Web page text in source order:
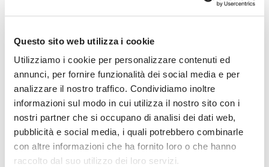
Questo sito web utilizza i cookie
Utilizziamo i cookie per personalizzare contenuti ed
annunci, per fornire funzionalità dei social media e per
analizzare il nostro traffico. Condividiamo inoltre
informazioni sul modo in cui utilizza il nostro sito con i
nostri partner che si occupano di analisi dei dati web,
pubblicità e social media, i quali potrebbero combinarle
con altre informazioni che ha fornito loro o che hanno
raccolto dal suo utilizzo dei loro servizi.
appoggiato sul divano, su una poltrona o ai piedi del letto
come elemento caldo e decorativo.
carattere contemporaneo: morbido nella mano, preciso nel
disegno, capace di unire comfort quotidiano e identità
Il prodotto comprende:
1 plaid
Dettagli
• Tipologia prodotto: plaid
• Composizione: 100% lana vergine extrafine
• Misura: 130x180 cm
• Peso: 330 g/m²